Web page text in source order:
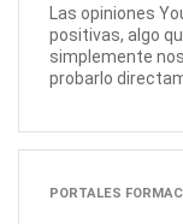
Las opiniones
positivas, algo
simplemente
probarlo
PORTALES